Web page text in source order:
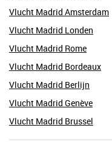
Vlucht Madrid Amsterdam
Vlucht Madrid Londen
Vlucht Madrid Rome
Vlucht Madrid Bordeaux
Vlucht Madrid Berlijn
Vlucht Madrid Genève
Vlucht Madrid Brussel